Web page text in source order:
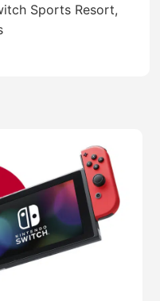
Sports Resort,